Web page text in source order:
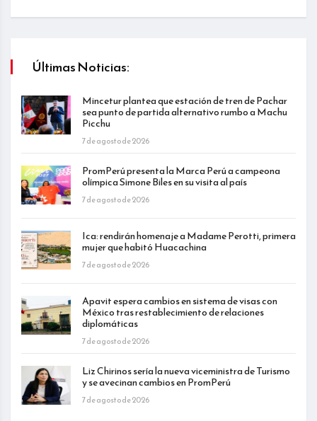
Últimas Noticias:
Mincetur plantea que estación de tren de Pachar
sea punto de partida alternativo rumbo a Machu
Picchu
7 de agosto de 2026
PromPerú presenta la Marca Perú a campeona
olímpica Simone Biles en su visita al país
7 de agosto de 2026
Ica: rendirán homenaje a Madame Perotti, primera
mujer que habitó Huacachina
7 de agosto de 2026
Apavit espera cambios en sistema de visas con
México tras restablecimiento de relaciones
diplomáticas
7 de agosto de 2026
Liz Chirinos sería la nueva viceministra de Turismo
y se avecinan cambios en PromPerú
7 de agosto de 2026